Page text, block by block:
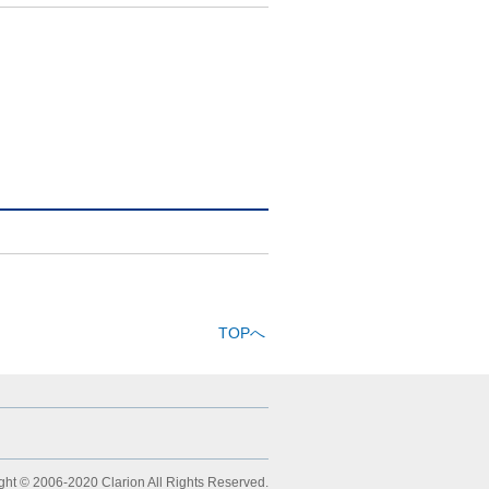
TOPへ
© 2006-2020 Clarion All Rights Reserved.